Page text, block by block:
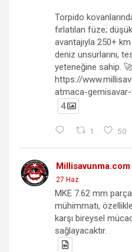
Torpido
fırlatılan füze;
avantajıyla 250+
deniz unsurlarını,
yeteneğine sahip. 🚀
https://
atmaca-
4
1 50
27 Haz
MKE 7.62 mm
mühimmatı,
karşı bireysel
sağlayacaktır.